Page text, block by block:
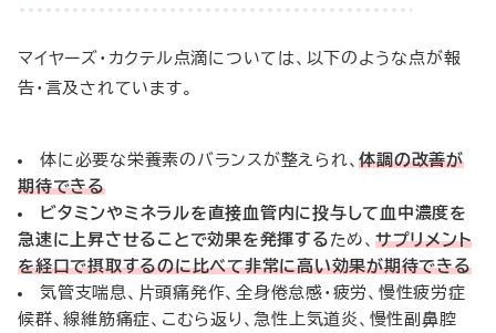
マイヤーズ・カクテル点滴については、以下のような点が報
告・言及されています。
体に必要な栄養素のバランスが整えられ、体調の改善が
期待できる
ビタミンやミネラルを直接血管内に投与して血中濃度を
急速に上昇させることで効果を発揮する ため、 サプリメント
を経口で摂取するのに比べて非常に高い効果が期待できる
気管支喘息、片頭痛発作、全身倦怠感・疲労、慢性疲労症
候群、線維筋痛症、こむら返り、急性上気道炎、慢性副鼻腔